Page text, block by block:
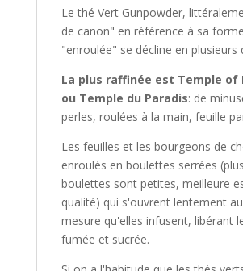
Le thé Vert Gunpowder,
de canon" en référence à sa forme
"enroulée" se décline en plusieurs
La plus raffinée est Temple of
ou Temple du Paradis: de
perles, roulées à la main, feuille
Les feuilles et les bourgeons de
enroulés en boulettes serrées
boulettes sont petites, meilleure
qualité) qui s'ouvrent lentement
mesure qu'elles infusent, libérant
fumée et sucrée.